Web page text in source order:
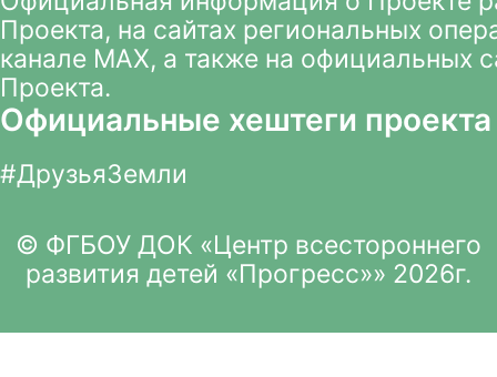
Проекта, на сайтах региональных
канале MAX, а также на официальных
Проекта.
Официальные хештеги проекта
#ДрузьяЗемли
© ФГБОУ ДОК «Центр всестороннего
развития детей «Прогресс»» 2026г.